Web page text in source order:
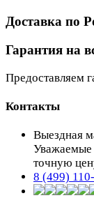
Доставка по
Гарантия на
Предоставляем
Контакты
Выездная
Уважаемые
точную
8 (499)